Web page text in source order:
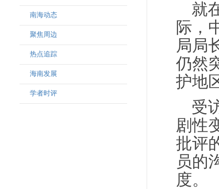
南海动态
聚焦周边
热点追踪
海南发展
学者时评
就
际，
局局
仍然
护地
受
剧性
批评
员的
度。